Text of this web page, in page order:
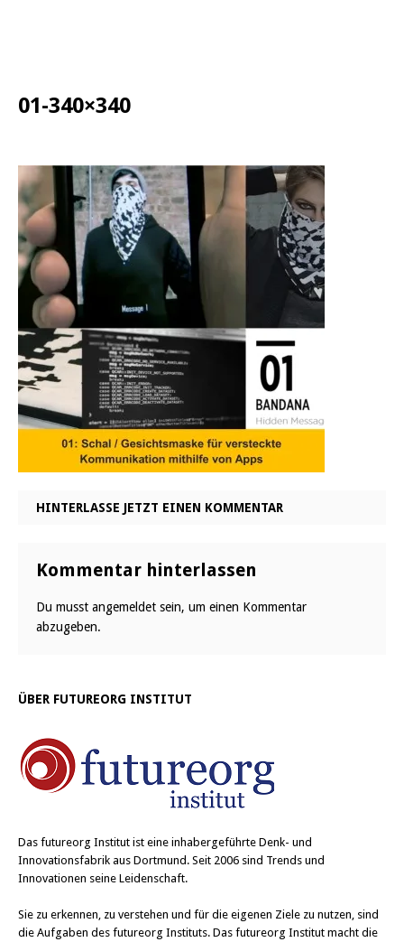
01-340×340
HINTERLASSE JETZT EINEN KOMMENTAR
Kommentar hinterlassen
Du musst angemeldet sein, um einen Kommentar
abzugeben.
ÜBER FUTUREORG INSTITUT
Das futureorg Institut ist eine inhabergeführte Denk- und
Innovationsfabrik aus Dortmund. Seit 2006 sind Trends und
Innovationen seine Leidenschaft.
Sie zu erkennen, zu verstehen und für die eigenen Ziele zu nutzen, sind
die Aufgaben des futureorg Instituts. Das futureorg Institut macht die